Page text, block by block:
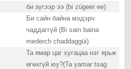
би зүгээр ээ (bi zügeer ee)
Би сайн байна мэдэрч
чаддаггүй (Bi sain baina
mederch chaddaggüi)
Та ямар цаг хугацаа нэг ярьж
өгөхгүй юу?(Ta yamar tsag